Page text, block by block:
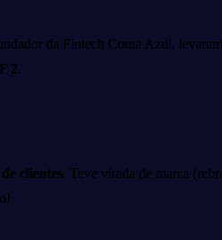
da Fintech Conta Azul,
2.
clientes. Teve virada de marca